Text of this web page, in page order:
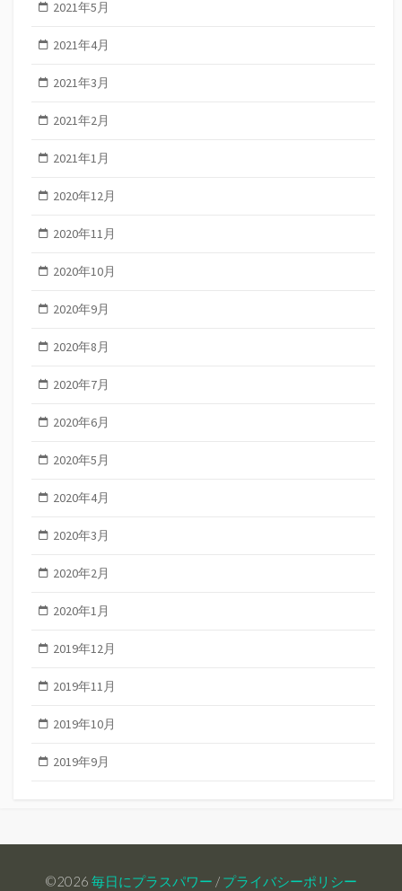
2021年5月
2021年4月
2021年3月
2021年2月
2021年1月
2020年12月
2020年11月
2020年10月
2020年9月
2020年8月
2020年7月
2020年6月
2020年5月
2020年4月
2020年3月
2020年2月
2020年1月
2019年12月
2019年11月
2019年10月
2019年9月
©2026 毎日にプラスパワー / プライバシーポリシー